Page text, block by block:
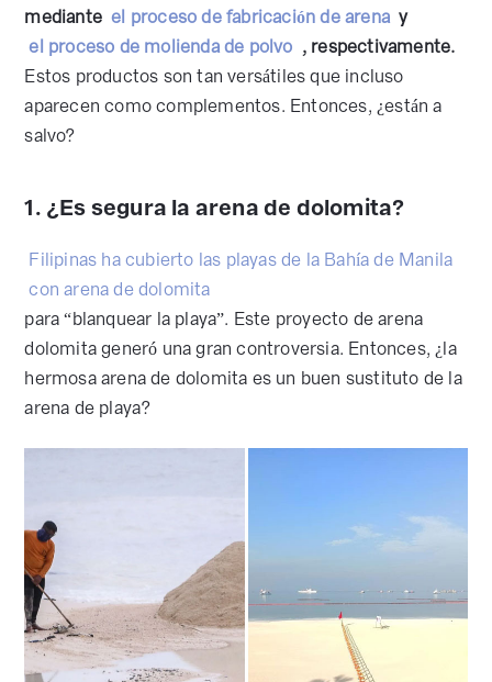
mediante el proceso de fabricación de arena y
el proceso de molienda de polvo , respectivamente.
Estos productos son tan versátiles que incluso
aparecen como complementos. Entonces, ¿están a
salvo?
1. ¿Es segura la arena de dolomita?
Filipinas ha cubierto las playas de la Bahía de Manila
con arena de dolomita
para “blanquear la playa”. Este proyecto de arena
dolomita generó una gran controversia. Entonces, ¿la
hermosa arena de dolomita es un buen sustituto de la
arena de playa?